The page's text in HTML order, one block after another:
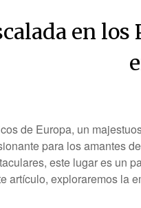
en
de Europa, un
para los amantes
este lugar es un
artículo, exploraremos la